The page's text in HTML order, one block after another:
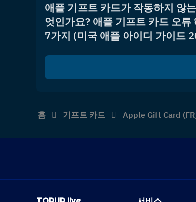
애플 기프트 카드가 작동하지 않
엇인가요? 애플 기프트 카드 오류
7가지 (미국 애플 아이디 가이드
홈 기프트 카드 Apple Gift Card